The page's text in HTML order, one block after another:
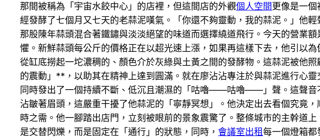
那間被稱為「宇宙水餃中心」的店裡，但這間店的外觀個人空間更像是一
經發酵了七個月又七天的老蒜泥嘆氣。「你還不夠靈動，我的蒜泥。」他
那股陳年蒜頭混合著鐵鏽與淡淡絕望的味道而選擇繞道飛行。今天的營業
懼。新鮮蒜頭每公斤的價格正在以超光速上漲，如果再這樣下去，他引以
從缸底撈起一坨濃稠的、顏色介於灰綠與土黃之間的發酵物。這蒜泥被他
的震動」**，以助其在精神上達到圓滿。就在廖沾沾專注於與蒜泥進行心
同時發出了一個持續不斷、低沉且潮濕的「咕嚕——咕嚕——」聲。這聲音
沾皺著眉頭，這嚴重干擾了他蒜泥的「寧靜冥想」。他決定出去看個究竟
時之需。他一腳踏出店門，立刻被眼前的景象震驚了。整條城市的主幹道
是交替閃爍，而是固定在「通行」的狀態，同時， 會議室出租每一個燈箱都